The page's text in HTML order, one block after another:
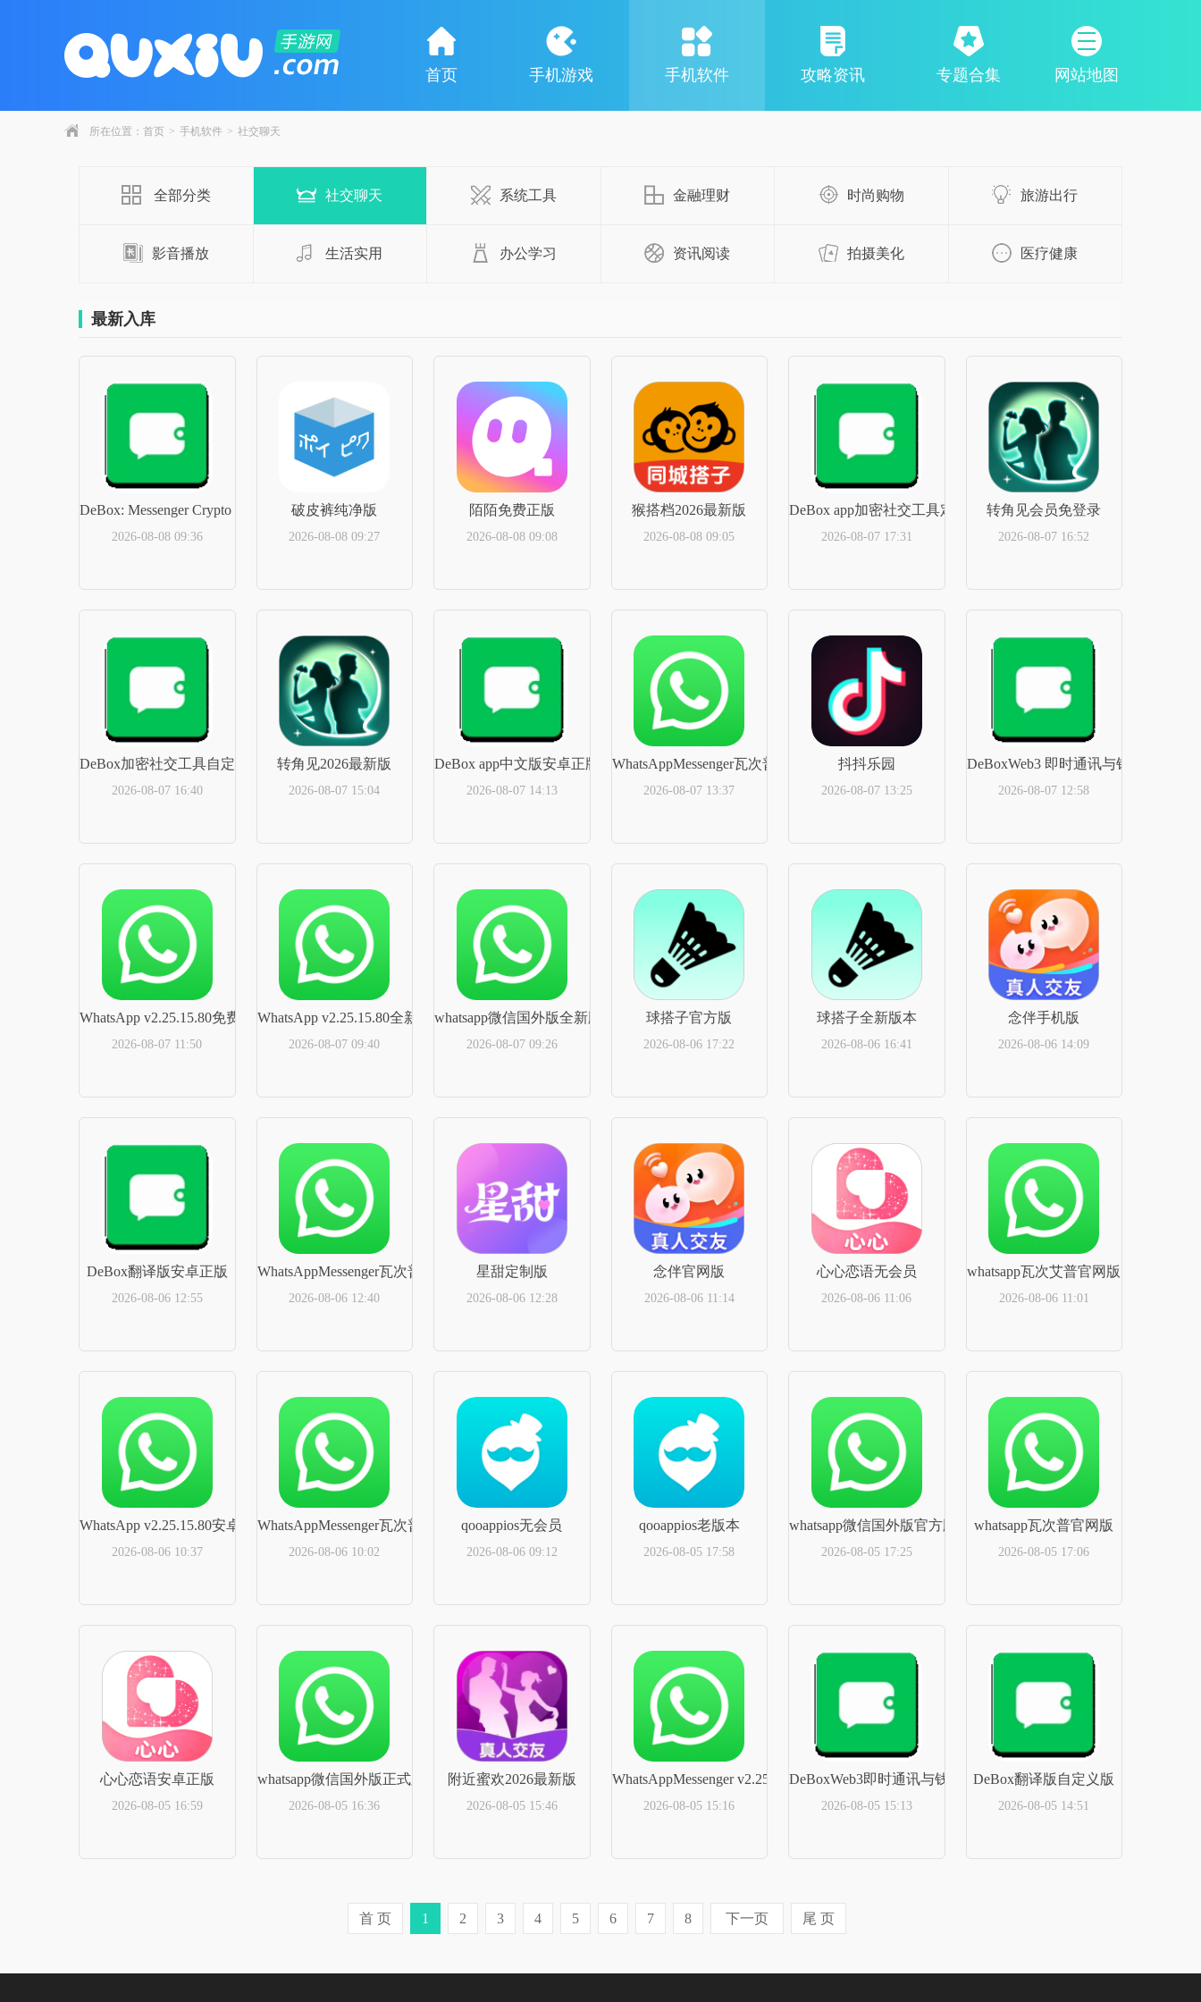
网站地图
首页 手机游戏 手机软件 攻略资讯 专题合集
所在位置： 首页 > 手机软件 > 社交聊天
全部分类 社交聊天 系统工具 金融理财 时尚购物 旅游出行
影音播放 生活实用 办公学习 资讯阅读 拍摄美化 医疗健康
最新入库
DeBox: Messenger Crypto Wallet会员免登录
2026-08-08 09:36
立即下载
破皮裤纯净版
2026-08-08 09:27
立即下载
陌陌免费正版
2026-08-08 09:08
立即下载
猴搭档2026最新版
2026-08-08 09:05
立即下载
DeBox app加密社交工具定制版
2026-08-07 17:31
立即下载
转角见会员免登录
2026-08-07 16:52
立即下载
DeBox加密社交工具自定义版
2026-08-07 16:40
立即下载
转角见2026最新版
2026-08-07 15:04
立即下载
DeBox app中文版安卓正版
2026-08-07 14:13
立即下载
WhatsAppMessenger瓦次普v2.25.15.80官方正版
2026-08-07 13:37
立即下载
抖抖乐园
2026-08-07 13:25
立即下载
DeBoxWeb3 即时通讯与钱包全新版本
2026-08-07 12:58
立即下载
WhatsApp v2.25.15.80免费正版
2026-08-07 11:50
立即下载
WhatsApp v2.25.15.80全新版本
2026-08-07 09:40
立即下载
whatsapp微信国外版全新版本
2026-08-07 09:26
立即下载
球搭子官方版
2026-08-06 17:22
立即下载
球搭子全新版本
2026-08-06 16:41
立即下载
念伴手机版
2026-08-06 14:09
立即下载
DeBox翻译版安卓正版
2026-08-06 12:55
立即下载
WhatsAppMessenger瓦次普v2.25.15.80定制版
2026-08-06 12:40
立即下载
星甜定制版
2026-08-06 12:28
立即下载
念伴官网版
2026-08-06 11:14
立即下载
心心恋语无会员
2026-08-06 11:06
立即下载
whatsapp瓦次艾普官网版
2026-08-06 11:01
立即下载
WhatsApp v2.25.15.80安卓正版
2026-08-06 10:37
立即下载
WhatsAppMessenger瓦次普苹果手机版
2026-08-06 10:02
立即下载
qooappios无会员
2026-08-06 09:12
立即下载
qooappios老版本
2026-08-05 17:58
立即下载
whatsapp微信国外版官方版
2026-08-05 17:25
立即下载
whatsapp瓦次普官网版
2026-08-05 17:06
立即下载
心心恋语安卓正版
2026-08-05 16:59
whatsapp微信国外版正式版
2026-08-05 16:36
附近蜜欢2026最新版
2026-08-05 15:46
WhatsAppMessenger v2.25.15.802026最新版
2026-08-05 15:16
DeBoxWeb3即时通讯与钱包免费正版
2026-08-05 15:13
DeBox翻译版自定义版
2026-08-05 14:51
首 页 1 2 3 4 5 6 7 8 下一页 尾 页